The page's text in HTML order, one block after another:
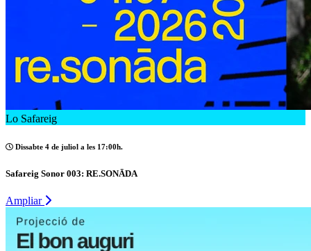
Lo Safareig
Dissabte 4 de juliol a les 17:00h.
Safareig Sonor 003: RE.SONĀDA
Ampliar